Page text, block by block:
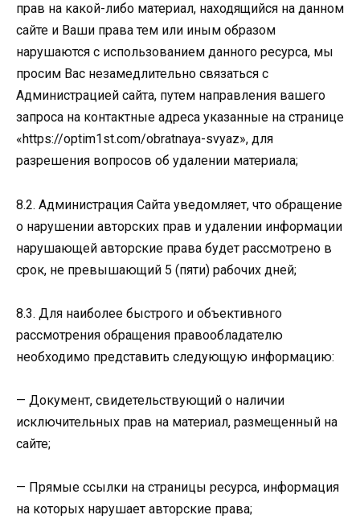
прав на какой-либо материал, находящийся на данном
сайте и Ваши права тем или иным образом
нарушаются с использованием данного ресурса, мы
просим Вас незамедлительно связаться с
Администрацией сайта, путем направления вашего
запроса на контактные адреса указанные на странице
«https://optim1st.com/obratnaya-svyaz», для
разрешения вопросов об удалении материала;
8.2. Администрация Сайта уведомляет, что обращение
о нарушении авторских прав и удалении информации
нарушающей авторские права будет рассмотрено в
срок, не превышающий 5 (пяти) рабочих дней;
8.3. Для наиболее быстрого и объективного
рассмотрения обращения правообладателю
необходимо представить следующую информацию:
— Документ, свидетельствующий о наличии
исключительных прав на материал, размещенный на
сайте;
— Прямые ссылки на страницы ресурса, информация
на которых нарушает авторские права;